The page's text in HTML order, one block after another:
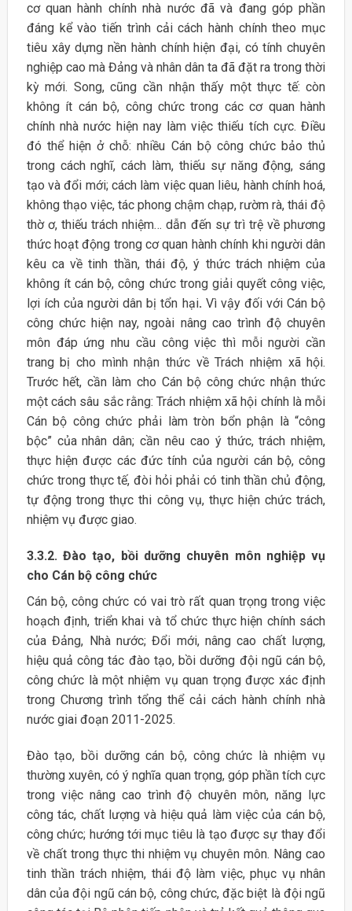
cơ quan hành chính nhà nước đã và đang góp phần
đáng kể vào tiến trình cải cách hành chính theo mục
tiêu xây dựng nền hành chính hiện đại, có tính chuyên
nghiệp cao mà Đảng và nhân dân ta đã đặt ra trong thời
kỳ mới. Song, cũng cần nhận thấy một thực tế: còn
không ít cán bộ, công chức trong các cơ quan hành
chính nhà nước hiện nay làm việc thiếu tích cực. Điều
đó thể hiện ở chỗ: nhiều Cán bộ công chức bảo thủ
trong cách nghĩ, cách làm, thiếu sự năng động, sáng
tạo và đổi mới; cách làm việc quan liêu, hành chính hoá,
không thạo việc, tác phong chậm chạp, rườm rà, thái độ
thờ ơ, thiếu trách nhiệm… dẫn đến sự trì trệ về phương
thức hoạt động trong cơ quan hành chính khi người dân
kêu ca về tinh thần, thái độ, ý thức trách nhiệm của
không ít cán bộ, công chức trong giải quyết công việc,
lợi ích của người dân bị tổn hại. Vì vậy đối với Cán bộ
công chức hiện nay, ngoài nâng cao trình độ chuyên
môn đáp ứng nhu cầu công việc thì mỗi người cần
trang bị cho mình nhận thức về Trách nhiệm xã hội.
Trước hết, cần làm cho Cán bộ công chức nhận thức
một cách sâu sắc rằng: Trách nhiệm xã hội chính là mỗi
Cán bộ công chức phải làm tròn bổn phận là “công
bộc” của nhân dân; cần nêu cao ý thức, trách nhiệm,
thực hiện được các đức tính của người cán bộ, công
chức trong thực tế, đòi hỏi phải có tinh thần chủ động,
tự động trong thực thi công vụ, thực hiện chức trách,
nhiệm vụ được giao.
3.3.2. Đào tạo, bồi dưỡng chuyên môn nghiệp vụ
cho Cán bộ công chức
Cán bộ, công chức có vai trò rất quan trọng trong việc
hoạch định, triển khai và tổ chức thực hiện chính sách
của Đảng, Nhà nước; Đổi mới, nâng cao chất lượng,
hiệu quả công tác đào tạo, bồi dưỡng đội ngũ cán bộ,
công chức là một nhiệm vụ quan trọng được xác định
trong Chương trình tổng thể cải cách hành chính nhà
nước giai đoạn 2011-2025.
Đào tạo, bồi dưỡng cán bộ, công chức là nhiệm vụ
thường xuyên, có ý nghĩa quan trọng, góp phần tích cực
trong việc nâng cao trình độ chuyên môn, năng lực
công tác, chất lượng và hiệu quả làm việc của cán bộ,
công chức; hướng tới mục tiêu là tạo được sự thay đổi
về chất trong thực thi nhiệm vụ chuyên môn. Nâng cao
tinh thần trách nhiệm, thái độ làm việc, phục vụ nhân
dân của đội ngũ cán bộ, công chức, đặc biệt là đội ngũ